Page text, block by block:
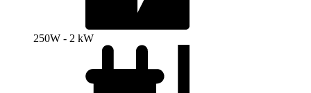
250W - 2 kW